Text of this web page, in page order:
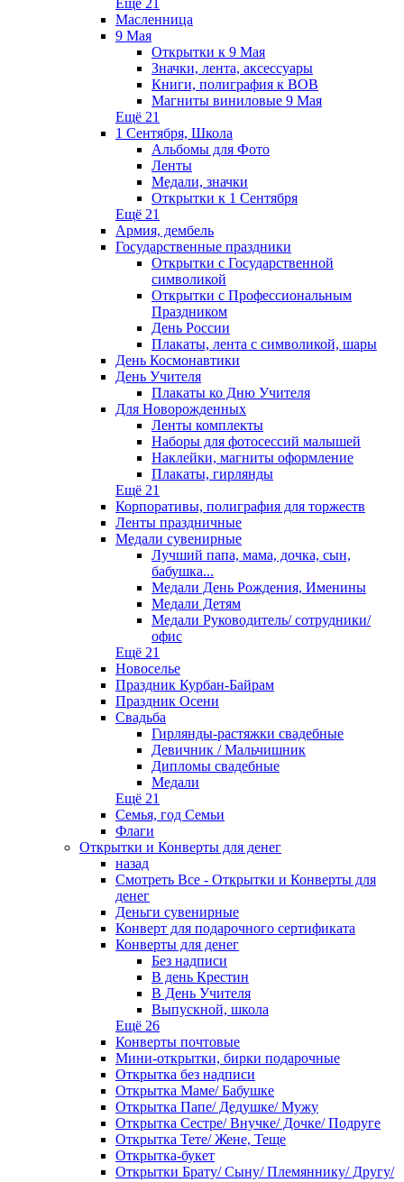
Ещё 21
Масленница
9 Мая
Открытки к 9 Мая
Значки, лента, аксессуары
Книги, полиграфия к ВОВ
Магниты виниловые 9 Мая
Ещё 21
1 Сентября, Школа
Альбомы для Фото
Ленты
Медали, значки
Открытки к 1 Сентября
Ещё 21
Армия, дембель
Государственные праздники
Открытки с Государственной
символикой
Открытки с Профессиональным
Праздником
День России
Плакаты, лента с символикой, шары
День Космонавтики
День Учителя
Плакаты ко Дню Учителя
Для Новорожденных
Ленты комплекты
Наборы для фотосессий малышей
Наклейки, магниты оформление
Плакаты, гирлянды
Ещё 21
Корпоративы, полиграфия для торжеств
Ленты праздничные
Медали сувенирные
Лучший папа, мама, дочка, сын,
бабушка...
Медали День Рождения, Именины
Медали Детям
Медали Руководитель/ сотрудники/
офис
Ещё 21
Новоселье
Праздник Курбан-Байрам
Праздник Осени
Свадьба
Гирлянды-растяжки свадебные
Девичник / Мальчишник
Дипломы свадебные
Медали
Ещё 21
Семья, год Семьи
Флаги
Открытки и Конверты для денег
назад
Смотреть Все - Открытки и Конверты для
денег
Деньги сувенирные
Конверт для подарочного сертификата
Конверты для денег
Без надписи
В день Крестин
В День Учителя
Выпускной, школа
Ещё 26
Конверты почтовые
Мини-открытки, бирки подарочные
Открытка без надписи
Открытка Маме/ Бабушке
Открытка Папе/ Дедушке/ Мужу
Открытка Сестре/ Внучке/ Дочке/ Подруге
Открытка Тете/ Жене, Теще
Открытка-букет
Открытки Брату/ Сыну/ Племяннику/ Другу/